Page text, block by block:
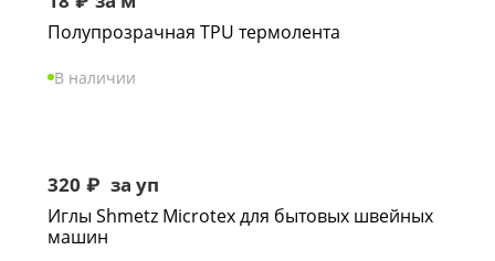
Полупрозрачная TPU термолента
В наличии
320 ₽ за уп
Иглы Shmetz Microtex для бытовых швейных
машин